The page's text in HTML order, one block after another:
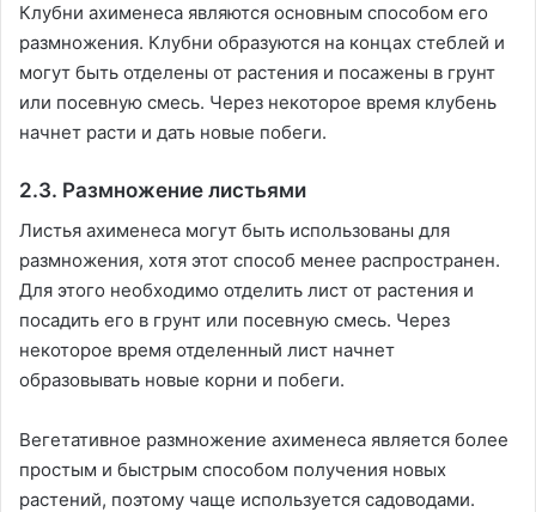
Клубни ахименеса являются основным способом его
размножения. Клубни образуются на концах стеблей и
могут быть отделены от растения и посажены в грунт
или посевную смесь. Через некоторое время клубень
начнет расти и дать новые побеги.
2.3. Размножение листьями
Листья ахименеса могут быть использованы для
размножения, хотя этот способ менее распространен.
Для этого необходимо отделить лист от растения и
посадить его в грунт или посевную смесь. Через
некоторое время отделенный лист начнет
образовывать новые корни и побеги.
Вегетативное размножение ахименеса является более
простым и быстрым способом получения новых
растений, поэтому чаще используется садоводами.